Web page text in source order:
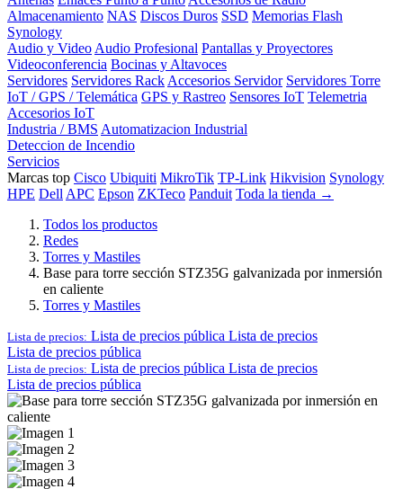
Almacenamiento NAS Discos Duros SSD Memorias Flash
Synology
Audio y Video Audio Profesional Pantallas y Proyectores
Videoconferencia Bocinas y Altavoces
Servidores Servidores Rack Accesorios Servidor Servidores Torre
IoT / GPS / Telemática GPS y Rastreo Sensores IoT Telemetria
Accesorios IoT
Industria / BMS Automatizacion Industrial
Deteccion de Incendio
Servicios
Marcas top Cisco Ubiquiti MikroTik TP-Link Hikvision Synology
HPE Dell APC Epson ZKTeco Panduit Toda la tienda →
Todos los productos
Redes
Torres y Mastiles
Base para torre sección STZ35G galvanizada por inmersión
en caliente
Torres y Mastiles
Lista de precios: Lista de precios pública Lista de precios
Lista de precios pública
Lista de precios: Lista de precios pública Lista de precios
Lista de precios pública